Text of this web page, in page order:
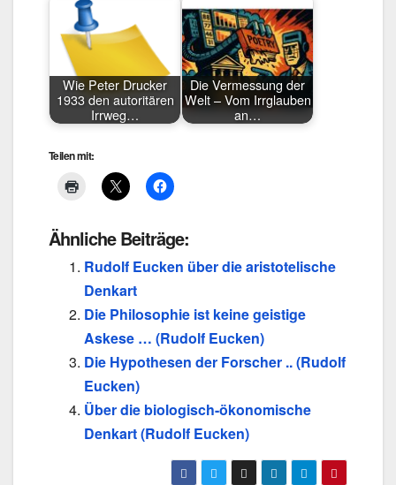
Wie Peter Drucker
1933 den autoritären
Irrweg…
Die Vermessung der
Welt – Vom Irrglauben
an…
Teilen mit:
Ähnliche Beiträge:
Rudolf Eucken über die aristotelische
Denkart
Die Philosophie ist keine geistige
Askese … (Rudolf Eucken)
Die Hypothesen der Forscher .. (Rudolf
Eucken)
Über die biologisch-ökonomische
Denkart (Rudolf Eucken)